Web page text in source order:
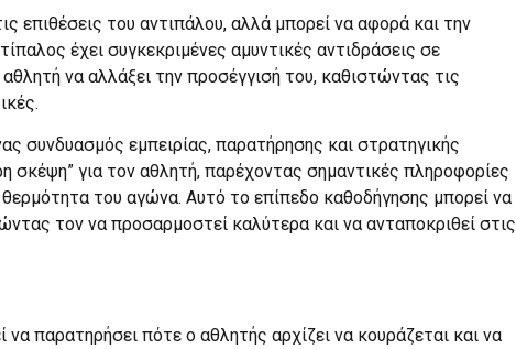
επιθέσεις του αντιπάλου, αλλά μπορεί να αφορά και την
έχει συγκεκριμένες αμυντικές αντιδράσεις σε
να αλλάξει την προσέγγισή του, καθιστώντας τις
συνδυασμός εμπειρίας, παρατήρησης και στρατηγικής
σκέψη” για τον αθλητή, παρέχοντας σημαντικές πληροφορίες
του αγώνα. Αυτό το επίπεδο καθοδήγησης μπορεί να
τον να προσαρμοστεί καλύτερα και να ανταποκριθεί στις
παρατηρήσει πότε ο αθλητής αρχίζει να κουράζεται και να